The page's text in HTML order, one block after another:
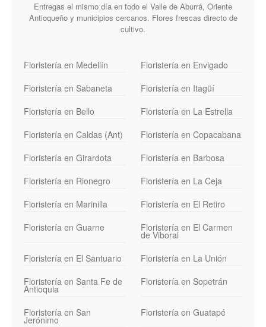
Entregas el mismo día en todo el Valle de Aburrá, Oriente
Antioqueño y municipios cercanos. Flores frescas directo de
cultivo.
Floristería en Medellín
Floristería en Envigado
Floristería en Sabaneta
Floristería en Itagüí
Floristería en Bello
Floristería en La Estrella
Floristería en Caldas (Ant)
Floristería en Copacabana
Floristería en Girardota
Floristería en Barbosa
Floristería en Rionegro
Floristería en La Ceja
Floristería en Marinilla
Floristería en El Retiro
Floristería en Guarne
Floristería en El Carmen
de Viboral
Floristería en El Santuario
Floristería en La Unión
Floristería en Santa Fe de
Antioquia
Floristería en Sopetrán
Floristería en San
Jerónimo
Floristería en Guatapé